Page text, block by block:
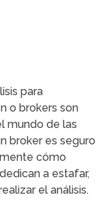
para
o brokers son
mundo de las
broker es seguro
cómo
a estafar,
el análisis.